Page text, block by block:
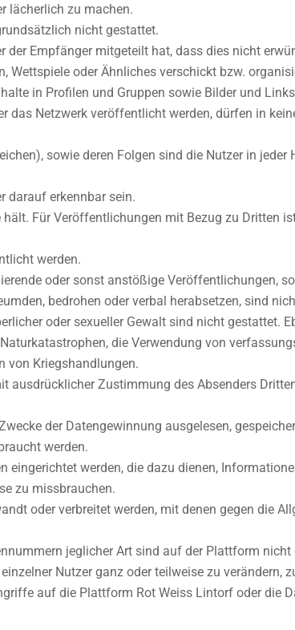
lächerlich zu machen.
nicht gestattet.
der Empfänger mitgeteilt hat, dass dies nicht
Wettspiele oder Ähnliches verschickt bzw.
in Profilen und Gruppen sowie Bilder und
das Netzwerk veröffentlicht werden, dürfen in
sowie deren Folgen sind die Nutzer in jeder
darauf erkennbar sein.
Für Veröffentlichungen mit Bezug zu Dritten
werden.
oder sonst anstößige Veröffentlichungen,
bedrohen oder verbal herabsetzen, sind
oder sexueller Gewalt sind nicht gestattet.
die Verwendung von
von Kriegshandlungen.
ausdrücklicher Zustimmung des Absenders
der Datengewinnung ausgelesen,
werden.
eingerichtet werden, die dazu dienen,
zu missbrauchen.
oder verbreitet werden, mit denen gegen die
jeglicher Art sind auf der Plattform nicht
Nutzer ganz oder teilweise zu verändern,
auf die Plattform Rot Weiss Lintorf oder die